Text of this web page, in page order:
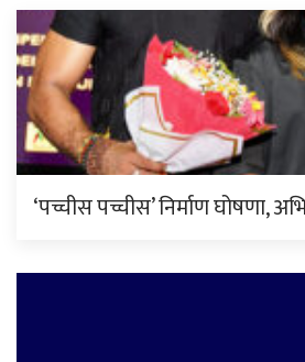
‘पच्चीस पच्चीस’ निर्माण घोषणा,